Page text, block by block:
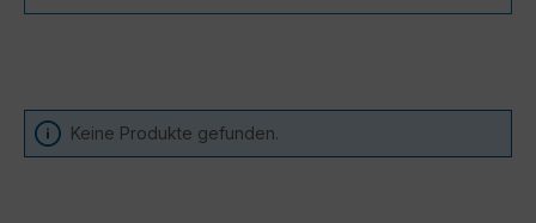
Keine Produkte gefunden.